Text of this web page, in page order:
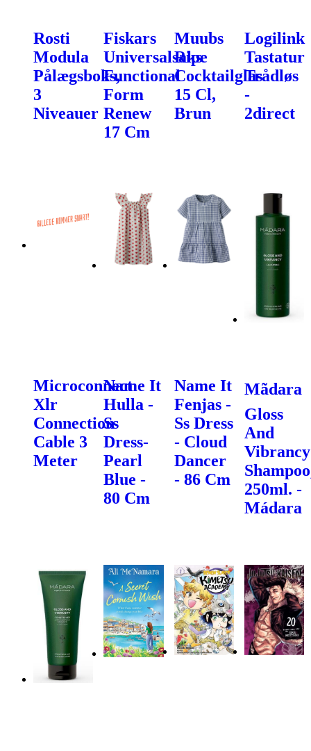
Rosti
Modula
Pålægsboks,
3
Niveauer
Fiskars
Universalsaks
Functional
Form
Renew
17 Cm
Muubs
Ripe
Cocktailglas
15 Cl,
Brun
Logilink
Tastatur
Trådløs
-
2direct
Microconnect
Xlr
Connection
Cable 3
Meter
Name It
Hulla -
Ss
Dress-
Pearl
Blue -
80 Cm
Name It
Fenjas -
Ss Dress
- Cloud
Dancer
- 86 Cm
Mãdara
Gloss
And
Vibrancy
250ml. -
Mádara